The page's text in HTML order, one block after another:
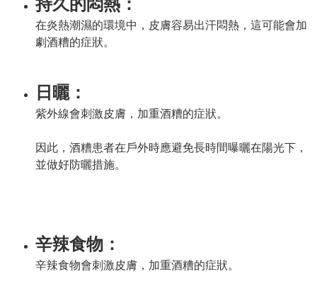
在炎熱潮濕的環境中，皮膚容易出汗悶熱，這可能會加
劇酒糟的症狀。
日曬：
紫外線會刺激皮膚，加重酒糟的症狀。
因此，酒糟患者在戶外時應避免長時間曝曬在陽光下，
並做好防曬措施。
辛辣食物：
辛辣食物會刺激皮膚，加重酒糟的症狀。